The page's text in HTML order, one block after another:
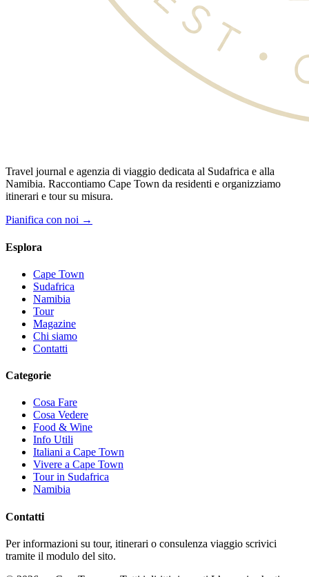
Travel journal e agenzia di viaggio dedicata al Sudafrica e alla
Namibia. Raccontiamo Cape Town da residenti e organizziamo
itinerari e tour su misura.
Pianifica con noi →
Esplora
Cape Town
Sudafrica
Namibia
Tour
Magazine
Chi siamo
Contatti
Categorie
Cosa Fare
Cosa Vedere
Food & Wine
Info Utili
Italiani a Cape Town
Vivere a Cape Town
Tour in Sudafrica
Namibia
Contatti
Per informazioni su tour, itinerari o consulenza viaggio scrivici
tramite il modulo del sito.